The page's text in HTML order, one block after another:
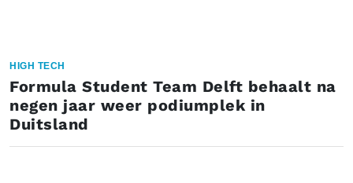
HIGH TECH
Formula Student Team Delft behaalt na
negen jaar weer podiumplek in
Duitsland